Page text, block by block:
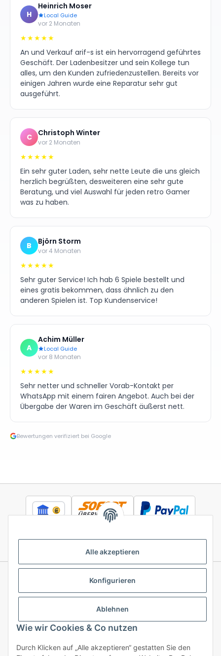
Alle akzeptieren
Konfigurieren
Ablehnen
Wie wir Cookies & Co nutzen
Durch Klicken auf „Alle akzeptieren“ gestatten Sie den
H
Heinrich Moser
Local Guide
vor 2 Monaten
★★★★★
An und Verkauf arif-s ist ein hervorragend geführtes
Geschäft. Der Ladenbesitzer und sein Kollege tun
alles, um den Kunden zufriedenzustellen. Bereits vor
einigen Jahren wurde eine Reparatur sehr gut
ausgeführt.
C Christoph Winter
vor 2 Monaten
★★★★★
Ein sehr guter Laden, sehr nette Leute die uns gleich
herzlich begrüßten, desweiteren eine sehr gute
Beratung, und viel Auswahl für jeden retro Gamer
was zu haben.
B Björn Storm
vor 4 Monaten
★★★★★
Sehr guter Service! Ich hab 6 Spiele bestellt und
eines gratis bekommen, dass ähnlich zu den
anderen Spielen ist. Top Kundenservice!
A
Achim Müller
Local Guide
vor 8 Monaten
★★★★★
Sehr netter und schneller Vorab-Kontakt per
WhatsApp mit einem fairen Angebot. Auch bei der
Übergabe der Waren im Geschäft äußerst nett.
Bewertungen verifiziert bei Google
Informationen
Gesetzliche Informationen